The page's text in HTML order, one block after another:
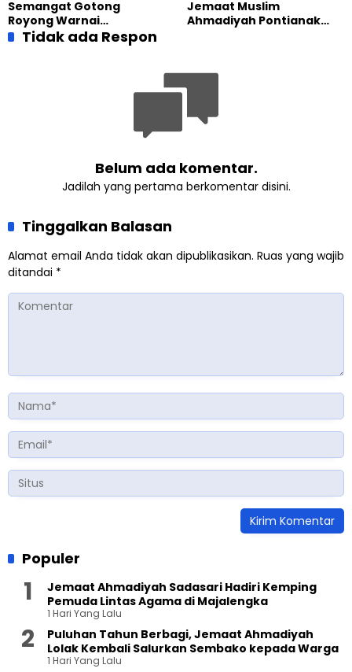
Terbuka
Semangat Gotong
Royong Warnai
Pembangunan Kembali
Jemaat Muslim
Ahmadiyah Pontianak
Tidak ada Respon
Belum ada komentar.
Jadilah yang pertama berkomentar disini.
Tinggalkan Balasan
Alamat email Anda tidak akan dipublikasikan. Ruas yang wajib
ditandai *
Populer
Jemaat Ahmadiyah Sadasari Hadiri Kemping
Pemuda Lintas Agama di Majalengka
1 Hari Yang Lalu
Puluhan Tahun Berbagi, Jemaat Ahmadiyah
Lolak Kembali Salurkan Sembako kepada Warga
1 Hari Yang Lalu